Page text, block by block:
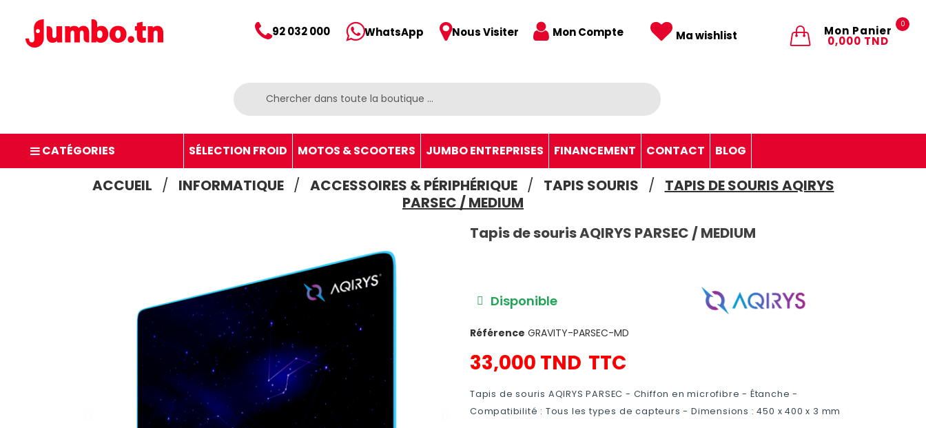
92 032 000 WhatsApp Nous Visiter
0
Mon Panier
0,000 TND
Mon Compte Ma wishlist
CATÉGORIES SÉLECTION FROID MOTOS & SCOOTERS JUMBO ENTREPRISES FINANCEMENT CONTACT BLOG
ACCUEIL INFORMATIQUE ACCESSOIRES & PÉRIPHÉRIQUE TAPIS SOURIS
TAPIS DE SOURIS AQIRYS
PARSEC / MEDIUM
Tapis de souris AQIRYS PARSEC / MEDIUM
Disponible
Référence GRAVITY-PARSEC-MD
33,000 TND TTC
Tapis de souris AQIRYS PARSEC - Chiffon en microfibre - Étanche -
Compatibilité : Tous les types de capteurs - Dimensions : 450 x 400 x 3 mm